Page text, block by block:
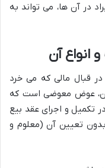
در آن ها، می تواند به
انواع آن
قبال مالی که می خرد
عوض معوضی است که
تکمیل و اجرای عقد بیع
تعیین آن (معلوم و